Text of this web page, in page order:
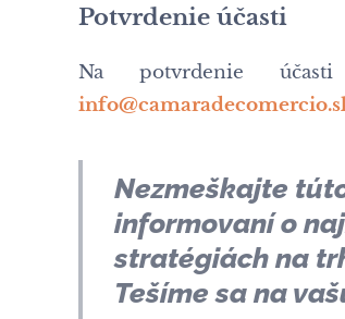
Potvrdenie účasti
Na potvrdenie
Nezmeškajte
informovaní o
stratégiách na
Tešíme sa na